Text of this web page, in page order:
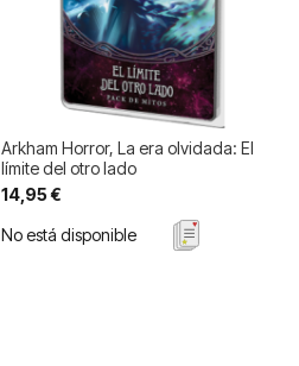
Arkham Horror, La era olvidada: El
límite del otro lado
14,95 €
No está disponible